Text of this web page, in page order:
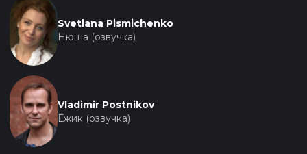
Svetlana Pismichenko
Нюша (озвучка)
Vladimir Postnikov
Ёжик (озвучка)